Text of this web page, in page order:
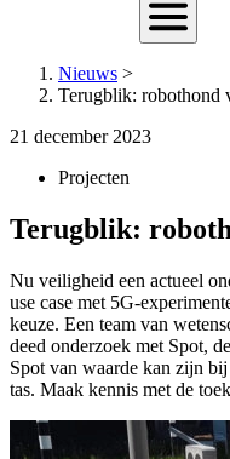
Nieuws >
Terugblik: robothond
21 december 2023
Projecten
Terugblik:
Nu veiligheid een actueel
use case met 5G-
keuze. Een team van
deed onderzoek met Spot,
Spot van waarde kan zijn
tas. Maak kennis met de